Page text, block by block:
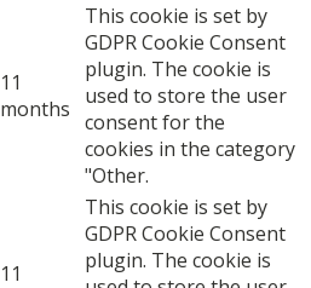
11
months
This cookie is set by
GDPR Cookie Consent
plugin. The cookie is
used to store the user
consent for the
cookies in the category
"Other.
11
This cookie is set by
GDPR Cookie Consent
plugin. The cookie is